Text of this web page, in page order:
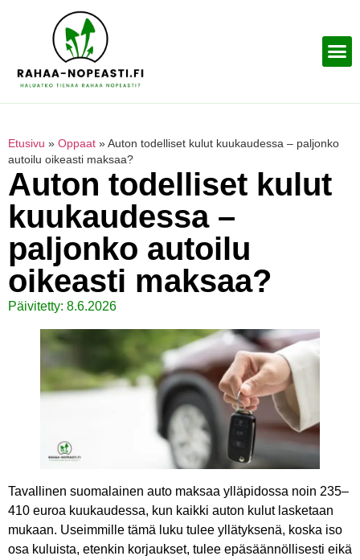
Etusivu » Oppaat » Auton todelliset kulut kuukaudessa – paljonko
autoilu oikeasti maksaa?
Auton todelliset kulut
kuukaudessa –
paljonko autoilu
oikeasti maksaa?
Päivitetty: 8.6.2026
Tavallinen suomalainen auto maksaa ylläpidossa noin 235–
410 euroa kuukaudessa, kun kaikki auton kulut lasketaan
mukaan. Useimmille tämä luku tulee yllätyksenä, koska iso
osa kuluista, etenkin korjaukset, tulee epäsäännöllisesti eikä